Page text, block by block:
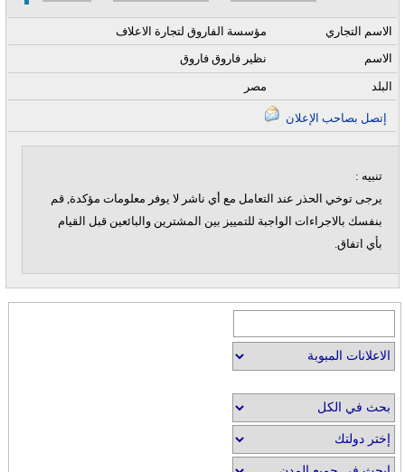
مؤسسة الفاروق لتجارة الاعلاف
الاسم التجاري
نظير فاروق فاروق
الاسم
مصر البلد
تنبيه :
يرجى توخي الحذر عند التعامل مع أي ناشر لا يوفر معلومات مؤكدة, قم
بنفسك بالاجراءات الواجبة للتمييز بين المشترين والبائعين قبل القيام
بأي اتفاق.